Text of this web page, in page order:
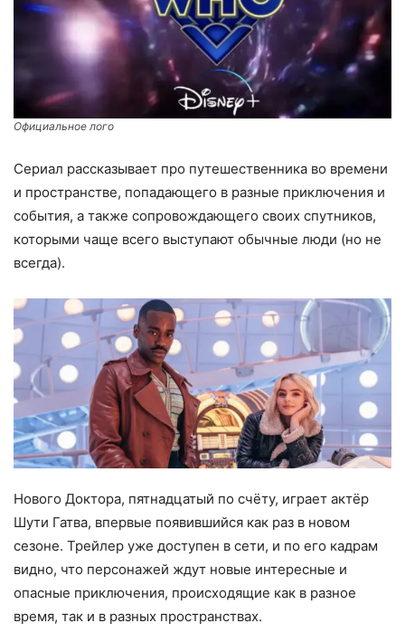
Официальное лого
Сериал рассказывает про путешественника во времени
и пространстве, попадающего в разные приключения и
события, а также сопровождающего своих спутников,
которыми чаще всего выступают обычные люди (но не
всегда).
Нового Доктора, пятнадцатый по счёту, играет актёр
Шути Гатва, впервые появившийся как раз в новом
сезоне. Трейлер уже доступен в сети, и по его кадрам
видно, что персонажей ждут новые интересные и
опасные приключения, происходящие как в разное
время, так и в разных пространствах.